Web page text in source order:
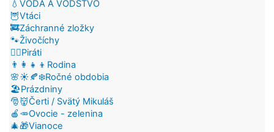
💧VODA A VODSTVO
🦉Vtáci
🚒Záchranné zložky
🐾Živočíchy
🏴‍☠️Piráti
👨‍👩‍👧‍👦Rodina
🌸☀️🍂❄️Ročné obdobia
🏖️Prázdniny
🎅👹Čerti / Svätý Mikuláš
🍎🥕Ovocie - zelenina
🎄🎁Vianoce